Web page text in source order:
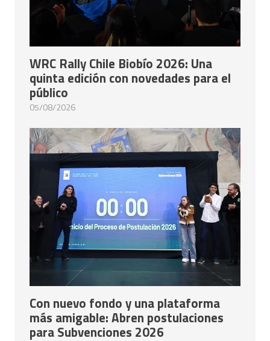
WRC Rally Chile Biobío 2026: Una
quinta edición con novedades para el
público
05/08/2026
Con nuevo fondo y una plataforma
más amigable: Abren postulaciones
para Subvenciones 2026